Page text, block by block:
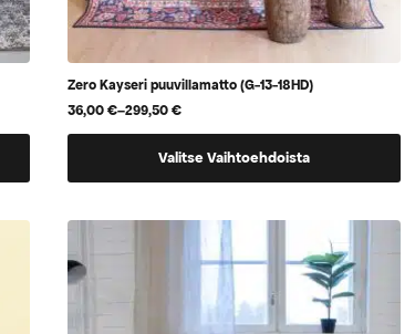
Zero Kayseri puuvillamatto (G-13-18HD)
36,00€–299,50€
Hintaluokka:
36,00 €
Valitse Vaihtoehdoista
tuotteella
muunnelma.
Voit